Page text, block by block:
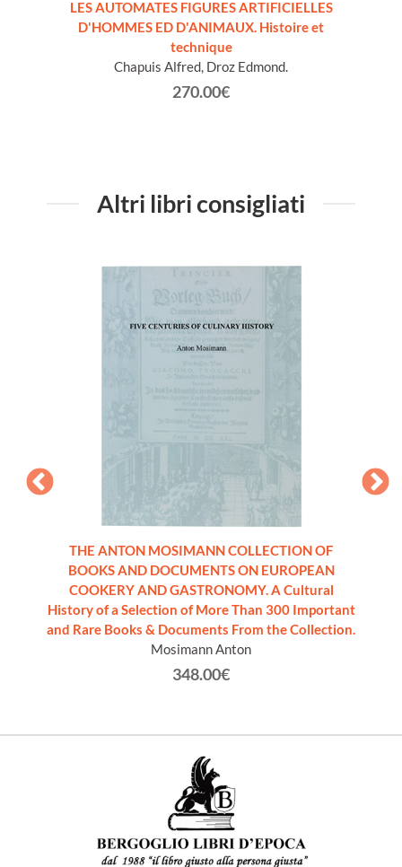
LES AUTOMATES FIGURES ARTIFICIELLES
D'HOMMES ED D'ANIMAUX. Histoire et
technique
Chapuis Alfred, Droz Edmond.
270.00€
Altri libri consigliati
THE ANTON MOSIMANN COLLECTION OF
BOOKS AND DOCUMENTS ON EUROPEAN
COOKERY AND GASTRONOMY. A Cultural
History of a Selection of More Than 300 Important
and Rare Books & Documents From the Collection.
Mosimann Anton
348.00€